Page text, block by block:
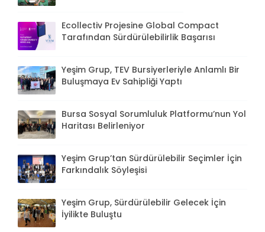
Ecollectiv Projesine Global Compact
Tarafından Sürdürülebilirlik Başarısı
Yeşim Grup, TEV Bursiyerleriyle Anlamlı Bir
Buluşmaya Ev Sahipliği Yaptı
Bursa Sosyal Sorumluluk Platformu’nun Yol
Haritası Belirleniyor
Yeşim Grup’tan Sürdürülebilir Seçimler İçin
Farkındalık Söyleşisi
Yeşim Grup, Sürdürülebilir Gelecek İçin
İyilikte Buluştu